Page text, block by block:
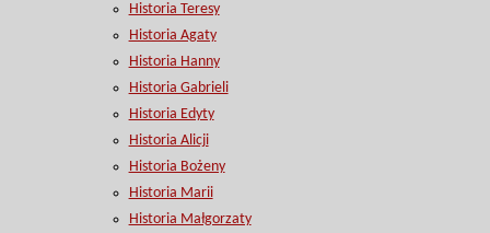
Historia Teresy
Historia Agaty
Historia Hanny
Historia Gabrieli
Historia Edyty
Historia Alicji
Historia Bożeny
Historia Marii
Historia Małgorzaty